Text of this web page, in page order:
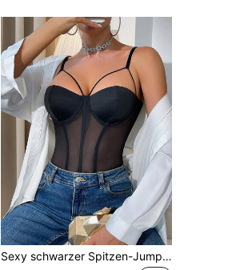
Sexy schwarzer Spitzen-Jumpsuit mit verstellbaren Trägern und transparentem Mesh-Material für Partys